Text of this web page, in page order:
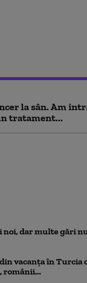
la sân. Am
tratament...
dar multe gări
vacanța în Turcia
românii...